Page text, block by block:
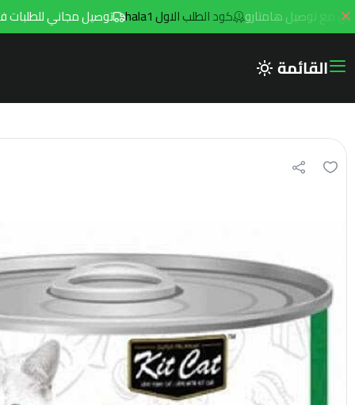
كود الطلب الاول hala1 توصيل مجاني للطلبات فوق 299ريال داخل مدينه الرياض مع توصيل هامتارو
القائمة